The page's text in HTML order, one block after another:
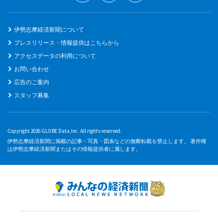
伊勢志摩経済新聞について
プレスリリース・情報提供はこちらから
アクセスデータの利用について
お問い合わせ
広告のご案内
スタッフ募集
Copyright 2026 GLOBE Data,Inc. All rights reserved.
伊勢志摩経済新聞に掲載の記事・写真・図表などの無断転載を禁止します。 著作権
は伊勢志摩経済新聞またはその情報提供者に属します。